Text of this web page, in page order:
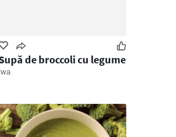
de broccoli cu legume